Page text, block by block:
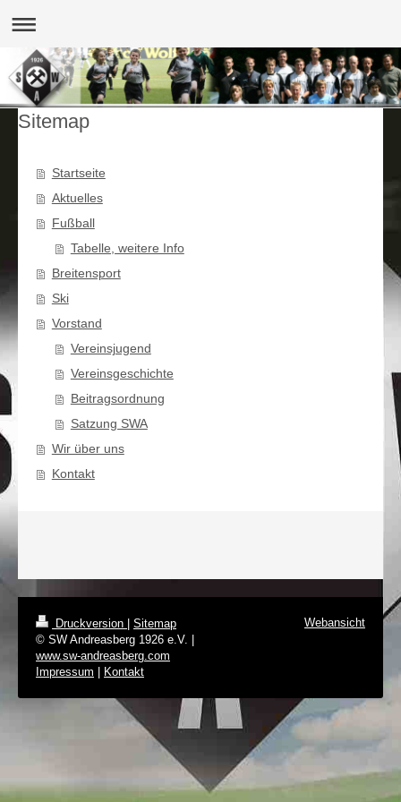
Sitemap
Startseite
Aktuelles
Fußball
Tabelle, weitere Info
Breitensport
Ski
Vorstand
Vereinsjugend
Vereinsgeschichte
Beitragsordnung
Satzung SWA
Wir über uns
Kontakt
Druckversion
Sitemap
© SW Andreasberg 1926 e.V. |
www.sw-andreasberg.com
Impressum
Kontakt
Webansicht